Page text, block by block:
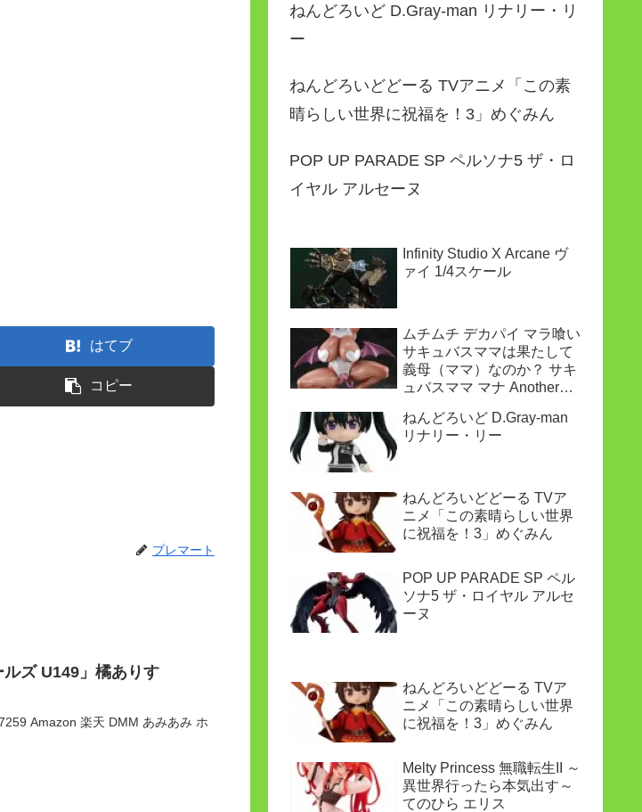
はてブ
コピー
プレマート
ズ U149」橘ありす
Amazon 楽天 DMM あみあみ ホ
ねんどろいど D.Gray-man リナリー・リ
ー
ねんどろいどどーる TVアニメ「この素
晴らしい世界に祝福を！3」めぐみん
POP UP PARADE SP ペルソナ5 ザ・ロ
イヤル アルセーヌ
Infinity Studio X Arcane ヴ
ァイ 1/4スケール
ムチムチ デカパイ マラ喰い
サキュバスママは果たして
義母（ママ）なのか？ サキ
ュバスママ マナ Another
ねんどろいど D.Gray-man
リナリー・リー
ねんどろいどどーる TVア
ニメ「この素晴らしい世界
に祝福を！3」めぐみん
POP UP PARADE SP ペル
ソナ5 ザ・ロイヤル アルセ
ーヌ
ねんどろいどどーる TVア
ニメ「この素晴らしい世界
に祝福を！3」めぐみん
Melty Princess 無職転生II ～
異世界行ったら本気出す～
てのひら エリス